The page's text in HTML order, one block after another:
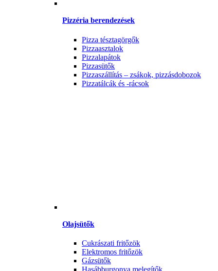
Pizzéria berendezések
Pizza tésztagörgők
Pizzaasztalok
Pizzalapátok
Pizzasütők
Pizzaszállítás – zsákok, pizzásdobozok
Pizzatálcák és -rácsok
Olajsütők
Cukrászati fritőzök
Elektromos fritőzök
Gázsütők